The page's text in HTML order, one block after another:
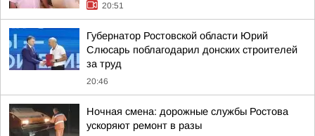
20:51
Губернатор Ростовской области Юрий
Слюсарь поблагодарил донских строителей
за труд
20:46
Ночная смена: дорожные службы Ростова
ускоряют ремонт в разы